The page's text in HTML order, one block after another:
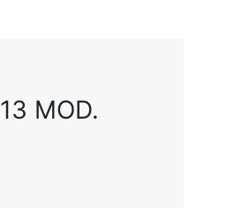
MOD.